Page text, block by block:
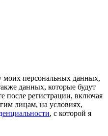
моих персональных данных,
данных, которые будут
после регистрации, включая
лицам, на условиях,
, с которой я